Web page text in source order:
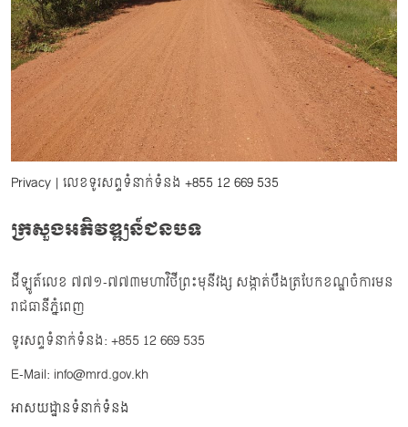
Privacy | លេខទូរសព្ទទំនាក់ទំនង +855 12 669 535
ក្រសួងអភិវឌ្ឍន៍ជនបទ
ដីឡូត៍លេខ ៧៧១-៧៧៣មហាវិថីព្រះមុនីវង្ស សង្កាត់បឹងត្របែកខណ្ឌចំការមន
រាជធានីភ្នំពេញ
ទូរសព្ទទំនាក់ទំនង: +855 12 669 535
E-Mail: info@mrd.gov.kh
អាសយដ្ឋានទំនាក់ទំនង